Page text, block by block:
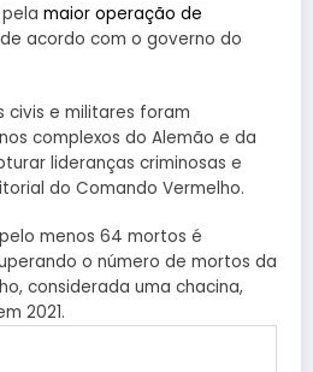
maior operação de
acordo com o governo do
civis e militares foram
complexos do Alemão e da
lideranças criminosas e
do Comando Vermelho.
menos 64 mortos é
o número de mortos da
considerada uma chacina,
2021.